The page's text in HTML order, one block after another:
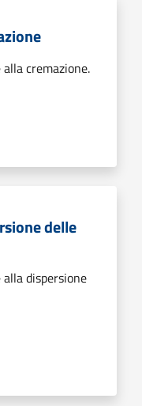
cremazione.
delle
dispersione